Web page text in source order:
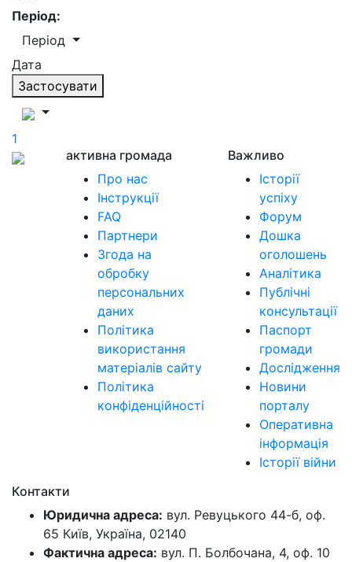
Період:
Період
Дата
Застосувати
1
активна громада
Про нас
Інструкції
FAQ
Партнери
Згода на
обробку
персональних
даних
Політика
використання
матеріалів сайту
Політика
конфіденційності
Важливо
Історії
успіху
Форум
Дошка
оголошень
Аналітика
Публічні
консультації
Паспорт
громади
Дослідження
Новини
порталу
Оперативна
інформація
Історії війни
Контакти
Юридична адреса: вул. Ревуцького 44-б, оф.
65 Київ, Україна, 02140
Фактична адреса: вул. П. Болбочана, 4, оф. 10